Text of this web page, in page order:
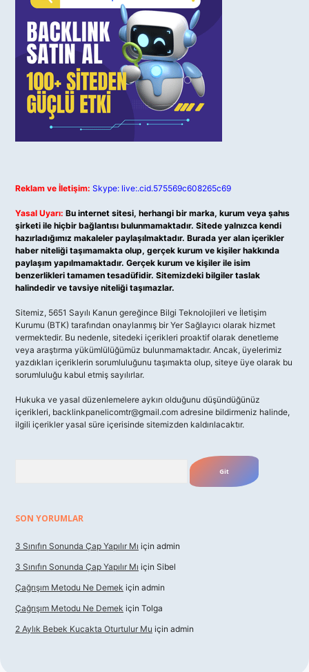
Reklam ve İletişim: Skype: live:.cid.575569c608265c69
Yasal Uyarı: Bu internet sitesi, herhangi bir marka, kurum veya şahıs
şirketi ile hiçbir bağlantısı bulunmamaktadır. Sitede yalnızca kendi
hazırladığımız makaleler paylaşılmaktadır. Burada yer alan içerikler
haber niteliği taşımamakta olup, gerçek kurum ve kişiler hakkında
paylaşım yapılmamaktadır. Gerçek kurum ve kişiler ile isim
benzerlikleri tamamen tesadüfidir. Sitemizdeki bilgiler taslak
halindedir ve tavsiye niteliği taşımazlar.
Sitemiz, 5651 Sayılı Kanun gereğince Bilgi Teknolojileri ve İletişim
Kurumu (BTK) tarafından onaylanmış bir Yer Sağlayıcı olarak hizmet
vermektedir. Bu nedenle, sitedeki içerikleri proaktif olarak denetleme
veya araştırma yükümlülüğümüz bulunmamaktadır. Ancak, üyelerimiz
yazdıkları içeriklerin sorumluluğunu taşımakta olup, siteye üye olarak bu
sorumluluğu kabul etmiş sayılırlar.
Hukuka ve yasal düzenlemelere aykırı olduğunu düşündüğünüz
içerikleri, backlinkpanelicomtr@gmail.com adresine bildirmeniz halinde,
ilgili içerikler yasal süre içerisinde sitemizden kaldırılacaktır.
SON YORUMLAR
3 Sınıfın Sonunda Çap Yapılır Mı için admin
3 Sınıfın Sonunda Çap Yapılır Mı için Sibel
Çağrışım Metodu Ne Demek için admin
Çağrışım Metodu Ne Demek için Tolga
2 Aylık Bebek Kucakta Oturtulur Mu için admin